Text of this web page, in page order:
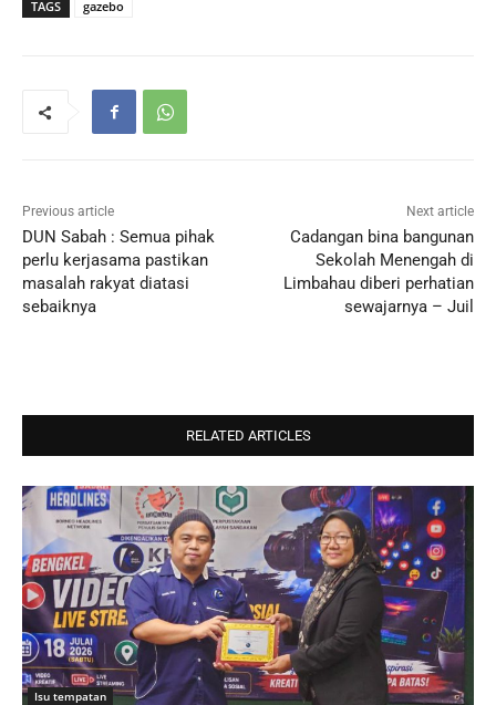
TAGS gazebo
Previous article
DUN Sabah : Semua pihak
perlu kerjasama pastikan
masalah rakyat diatasi
sebaiknya
Next article
Cadangan bina bangunan
Sekolah Menengah di
Limbahau diberi perhatian
sewajarnya – Juil
RELATED ARTICLES
Isu tempatan